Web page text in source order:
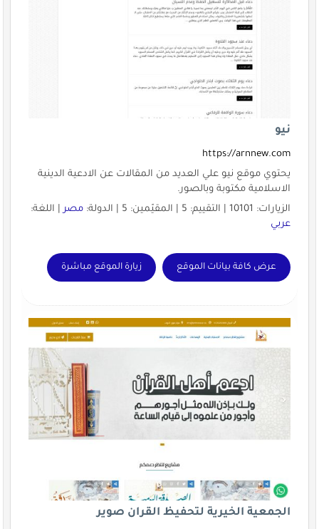
نيو
https://arnnew.com
يحتوي موقع نيو علي العديد من المقالات عن الادعية الدينية
الاسلامية مكتوبة وبالصور.
الزيارات: 10101 | التقييم: 5 | المقيّمين: 5 | الدولة:
مصر| اللغة:
عربي
عرض كافة بيانات الموقع زيارة الموقع مباشرة
الجمعية الخيرية لتحفيظ القران صوير